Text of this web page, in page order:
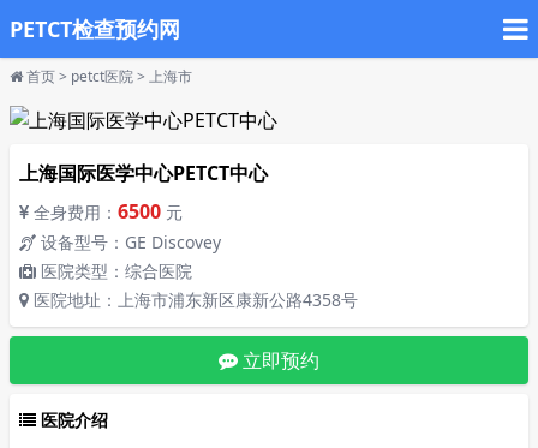
PETCT检查预约网
首页> petct医院> 上海市
上海国际医学中心PETCT中心
全身费用： 6500 元
设备型号：GE Discovey
医院类型：综合医院
医院地址：上海市浦东新区康新公路4358号
立即预约
医院介绍